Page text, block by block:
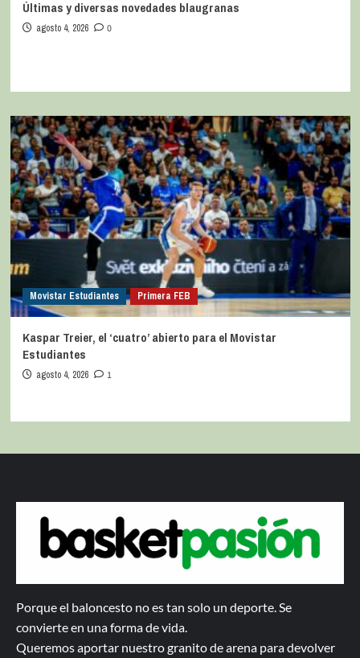
Últimas y diversas novedades blaugranas
agosto 4, 2026 0
Movistar Estudiantes Primera FEB
Kaspar Treier, el ‘cuatro’ abierto para el Movistar
Estudiantes
agosto 4, 2026 1
Porque el baloncesto no es tan solo un deporte. Se
convierte en una forma de vida.
Queremos aportar nuestro granito de arena para devolver